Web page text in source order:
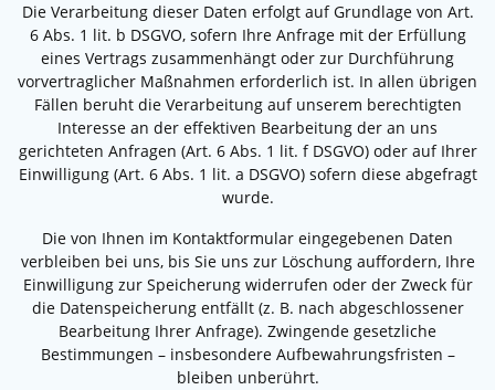
Die Verarbeitung dieser Daten erfolgt auf Grundlage von Art.
6 Abs. 1 lit. b DSGVO, sofern Ihre Anfrage mit der Erfüllung
eines Vertrags zusammenhängt oder zur Durchführung
vorvertraglicher Maßnahmen erforderlich ist. In allen übrigen
Fällen beruht die Verarbeitung auf unserem berechtigten
Interesse an der effektiven Bearbeitung der an uns
gerichteten Anfragen (Art. 6 Abs. 1 lit. f DSGVO) oder auf Ihrer
Einwilligung (Art. 6 Abs. 1 lit. a DSGVO) sofern diese abgefragt
wurde.
Die von Ihnen im Kontaktformular eingegebenen Daten
verbleiben bei uns, bis Sie uns zur Löschung auffordern, Ihre
Einwilligung zur Speicherung widerrufen oder der Zweck für
die Datenspeicherung entfällt (z. B. nach abgeschlossener
Bearbeitung Ihrer Anfrage). Zwingende gesetzliche
Bestimmungen – insbesondere Aufbewahrungsfristen –
bleiben unberührt.